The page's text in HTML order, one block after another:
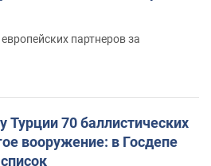
партнеров за
Турции 70 баллистических
вооружение: в Госдепе